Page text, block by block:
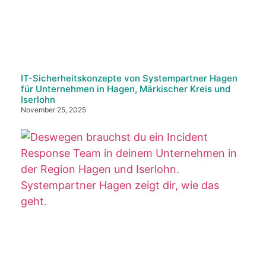
IT-Sicherheitskonzepte von Systempartner Hagen
für Unternehmen in Hagen, Märkischer Kreis und
Iserlohn
November 25, 2025